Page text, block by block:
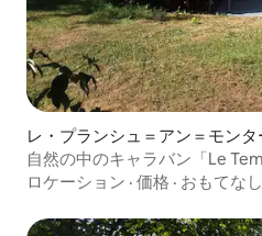
レ・プランシュ＝アン＝モンタ
ピングカー・RV
自然の中のキャラバン「Le
ロケーション · 価格 · おもてなし